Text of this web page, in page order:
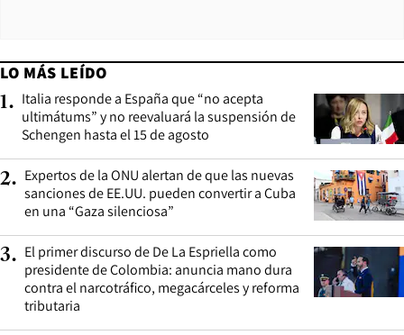
LO MÁS LEÍDO
1. Italia responde a España que “no acepta
ultimátums” y no reevaluará la suspensión de
Schengen hasta el 15 de agosto
2. Expertos de la ONU alertan de que las nuevas
sanciones de EE.UU. pueden convertir a Cuba
en una “Gaza silenciosa”
3. El primer discurso de De La Espriella como
presidente de Colombia: anuncia mano dura
contra el narcotráfico, megacárceles y reforma
tributaria